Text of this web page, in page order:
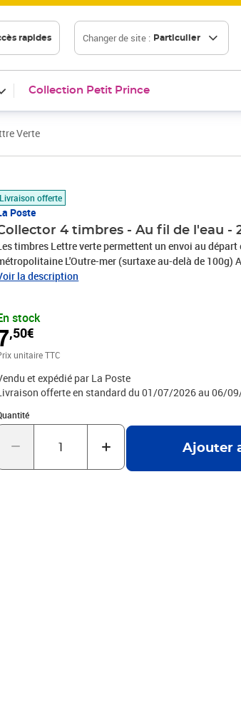
rapides Changer de site : Particulier
Collection Petit Prince
Verte
Livraison offerte
Poste
4 timbres - Au fil de l'eau -
timbres Lettre verte permettent un envoi au départ et à
L'Outre-mer (surtaxe au-delà de 100g) Andorre et Monaco. Le Client
informé qu’il dispose d'un délai légal de 14 jours à
des CGV par voie postale : Service Client Internet -
la description
stock
,50€
7,50€
unitaire TTC
et expédié par La Poste
offerte en standard du 01/07/2026 au 06/
: 1
Ajouter